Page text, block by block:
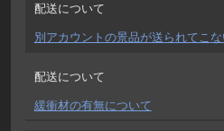
配送について
別アカウントの景品が送られてこ
配送について
緩衝材の有無について